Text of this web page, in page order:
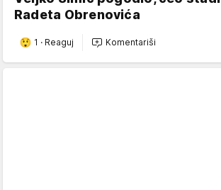
Radeta Obrenovića
1 · Reaguj Komentariši